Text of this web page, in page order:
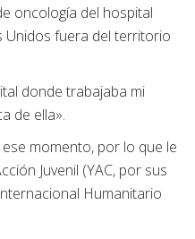
oncología del hospital
Unidos fuera del territorio
donde trabajaba mi
de ella».
momento, por lo que le
Juvenil (YAC, por sus
Humanitario